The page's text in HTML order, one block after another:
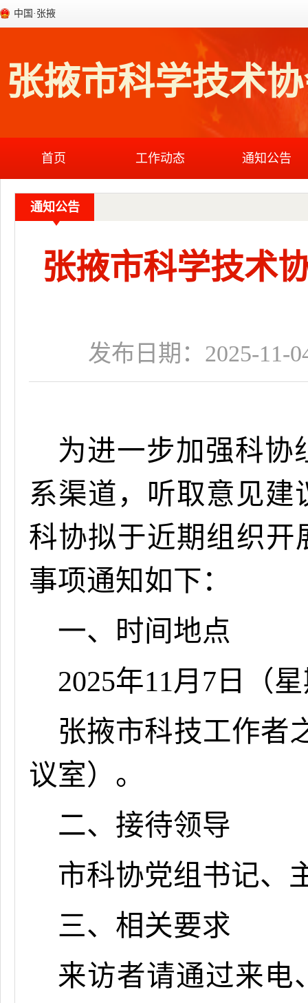
中国·张掖
掖市科学技术
首页 工作动态 通知公告
通知公告
张掖市科学技术
发布日期：2025-11-
为进一步加强科协
系渠道，听取意见
科协拟于近期组织开
事项通知如下：
一、时间地点
2025年11月 7 日（
张掖市科技工作者
议室） 。
二、接待领导
市科协党组书记、
三、相关要求
来访者请通过来电